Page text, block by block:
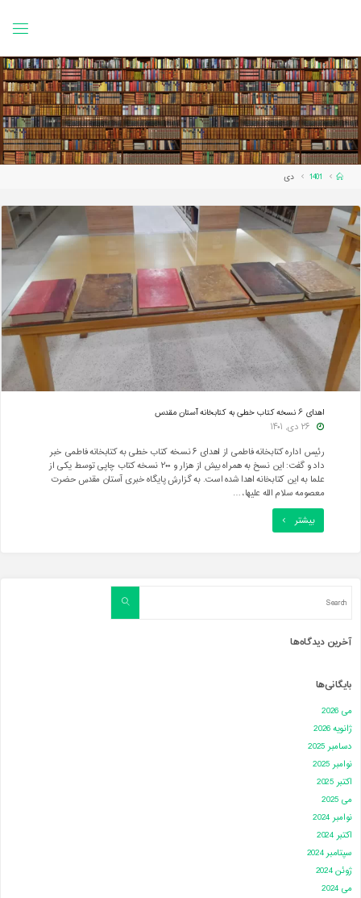
Home
1401 دی
اهدای ۶ نسخه کتاب خطی به کتابخانه آستان مقدس
۲۶ دی, ۱۴۰۱
رئیس اداره کتابخانه فاطمی از اهدای ۶ نسخه کتاب خطی به کتابخانه فاطمی خبر
داد و گفت: این نسخ به همراه بیش از هزار و ۲۰۰ نسخه کتاب چاپی توسط یکی از
علما به این کتابخانه اهدا شده است. به گزارش پایگاه خبری آستان مقدس حضرت
معصومه سلام الله علیها، …
بیشتر "اهدای
به
Search
آخرین دیدگاه‌ها
بایگانی‌ها
می 2026
ژانویه 2026
دسامبر 2025
نوامبر 2025
اکتبر 2025
می 2025
نوامبر 2024
اکتبر 2024
سپتامبر 2024
ژوئن 2024
می 2024